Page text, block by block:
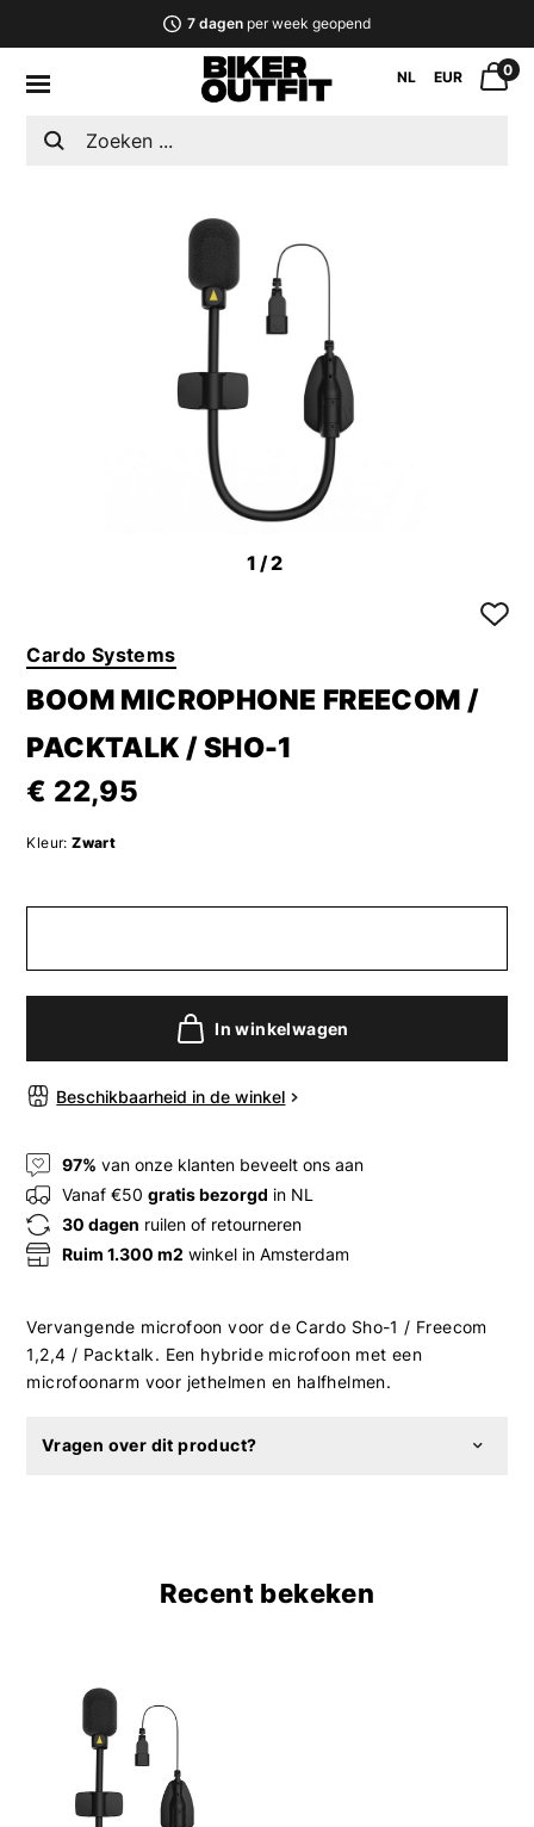
7 dagenper week geopend
NL EUR 0
1/2
Cardo Systems
BOOM MICROPHONE FREECOM /
PACKTALK / SHO-1
€ 22,95
Kleur: Zwart
In winkelwagen
Beschikbaarheid in de winkel
97% van onze klanten beveelt ons aan
Vanaf €50gratis bezorgd in NL
30 dagen ruilen of retourneren
Ruim 1.300 m2 winkel in Amsterdam
Vervangende microfoon voor de Cardo Sho-1 / Freecom
1,2,4 / Packtalk. Een hybride microfoon met een
microfoonarm voor jethelmen en halfhelmen.
Vragen over dit product?
Recent bekeken